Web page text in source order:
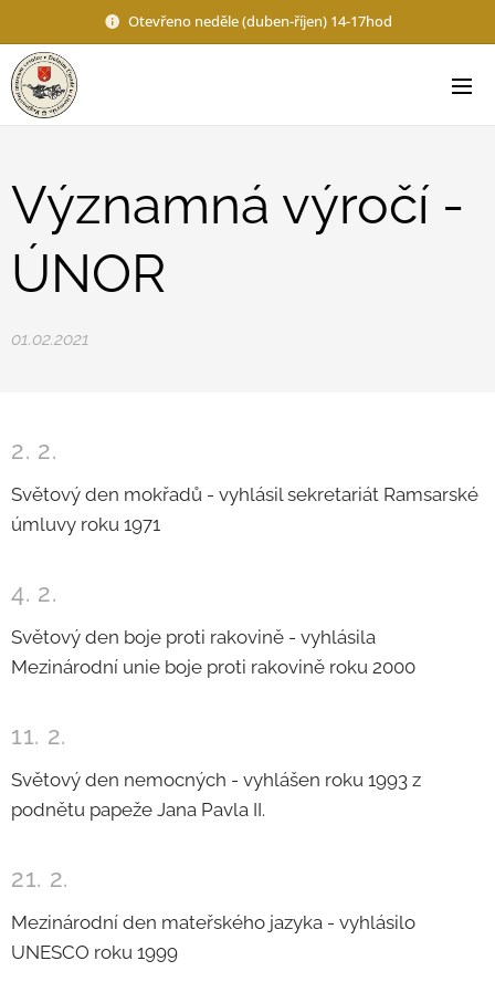
Otevřeno neděle (duben-říjen) 14-17hod
Významná výročí -
ÚNOR
01.02.2021
2. 2.
Světový den mokřadů - vyhlásil sekretariát Ramsarské
úmluvy roku 1971
4. 2.
Světový den boje proti rakovině - vyhlásila
Mezinárodní unie boje proti rakovině roku 2000
11. 2.
Světový den nemocných - vyhlášen roku 1993 z
podnětu papeže Jana Pavla II.
21. 2.
Mezinárodní den mateřského jazyka - vyhlásilo
UNESCO roku 1999